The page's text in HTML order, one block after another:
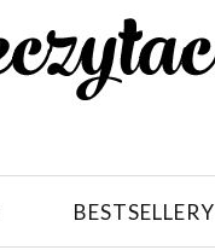
BESTSELLERY